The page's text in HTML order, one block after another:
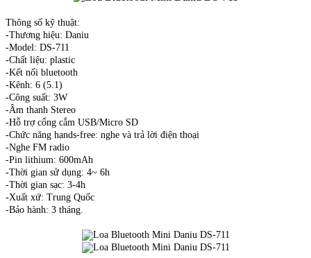
Thông số kỹ thuật:
-Thương hiệu: Daniu
-Model: DS-711
-Chất liệu: plastic
-Kết nối bluetooth
-Kênh: 6 (5.1)
-Công suất: 3W
-Âm thanh Stereo
-Hỗ trợ cổng cắm USB/Micro SD
-Chức năng hands-free: nghe và trả lời điện thoại
-Nghe FM radio
-Pin lithium: 600mAh
-Thời gian sử dụng: 4~ 6h
-Thời gian sạc: 3-4h
-Xuất xứ: Trung Quốc
-Bảo hành: 3 tháng.